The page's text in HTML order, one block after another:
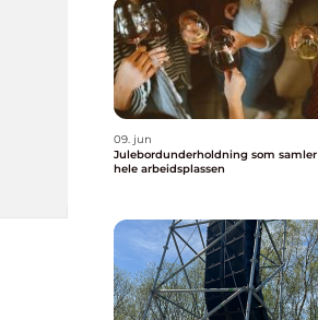
09. jun
Julebordunderholdning som samler
hele arbeidsplassen